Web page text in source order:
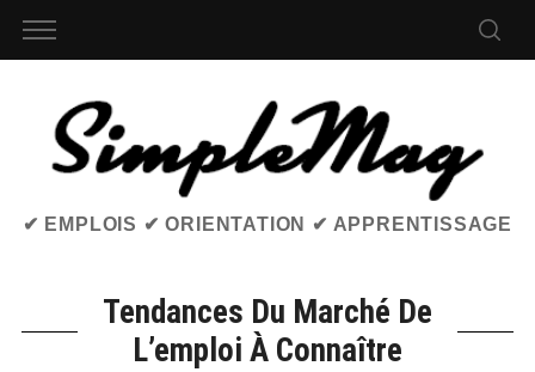
✔ EMPLOIS ✔ ORIENTATION ✔ APPRENTISSAGE
Tendances Du Marché De
L’emploi À Connaître